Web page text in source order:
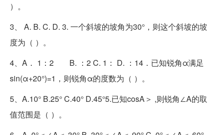
）。
3、 A. B. C. D. 3. 一个斜坡的坡角为30°，则这个斜坡的坡
度为（ ）。
4、A． 1：2 B. ：2 C. 1： D. ：14．已知锐角α满足
sin(α+20°)=1，则锐角α的度数为（ ）。
5、A.10° B.25° C.40° D.45°5.已知cosA＞ ,则锐角∠A的取
值范围是（ ）。